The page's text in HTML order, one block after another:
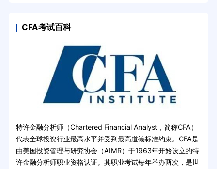
CFA考试百科
特许金融分析师（Chartered Financial Analyst，简称CFA）
代表全球投资行业最高水平并受到最高道德标准约束。CFA是
由美国投资管理与研究协会（AIMR）于1963年开始设立的特
许金融分析师职业资格认证。其职业考试每年举办两次，是世